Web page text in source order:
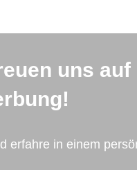
uns auf
erfahre in einem